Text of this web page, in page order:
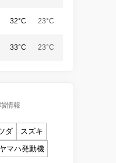
32°C 23°C
33°C 23°C
情報
ダ
スズキ
ヤマハ発動機